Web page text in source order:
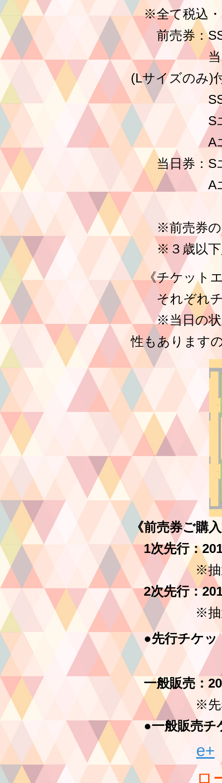
※全て税込・
前売券：SS
当日出演者
(Lサイズのみ)
SSエリ
Sエリア
Aエリア
当日券：S
Aエリア
※前売券の
※３歳以下
《チケットエ
それぞれチ
※当日の状況
性もあります
《前売券ご購
1次先行：
※抽選・
2次先行：
※抽選・
●先行チケ
一般販売：
※先着順
●一般販売チ
e+
ローソ